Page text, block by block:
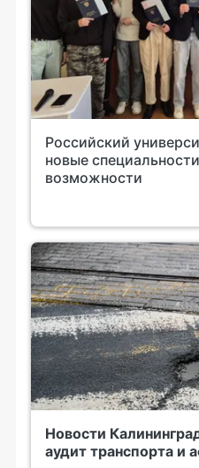
Российский
новые
возможности
Новости
аудит транспорта и